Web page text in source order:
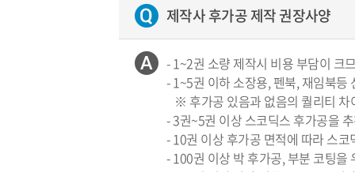
제작사 후가공 제작 권장사양
- 1~2권 소량 제작시 비용 부담이 크
- 1~5권 이하 소장용, 펜북, 재임북
※ 후가공 있음과 없음의 퀄리티 차
- 3권~5권 이상 스코딕스 후가공을
- 10권 이상 후가공 면적에 따라 스
- 100권 이상 박 후가공, 부분 코팅을